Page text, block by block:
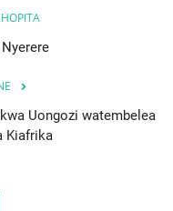
Uongozi watembelea
Kiafrika